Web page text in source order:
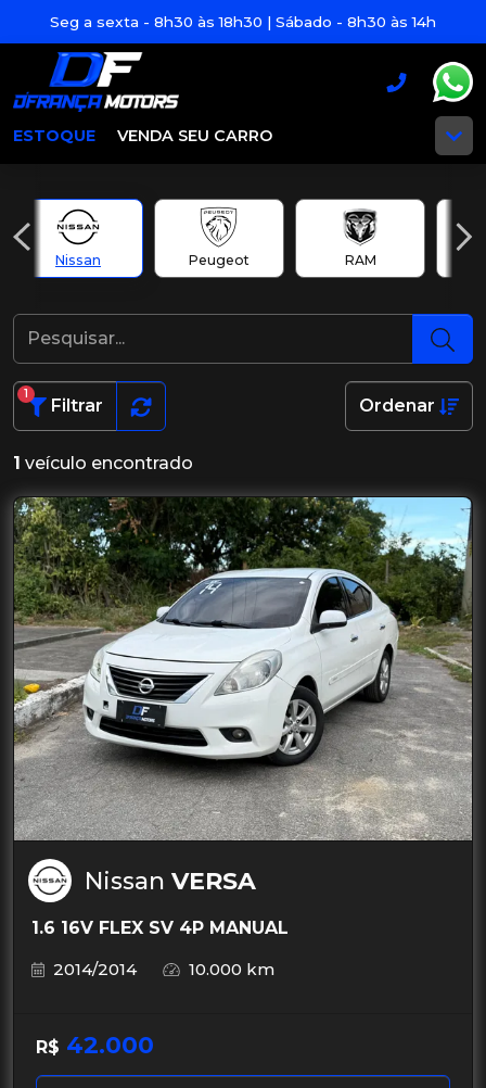
Seg a sexta - 8h30 às 18h30 | Sábado - 8h30 às 14h
ESTOQUE VENDA SEU CARRO
Nissan Peugeot RAM
Filtrar
1
Ordenar
1 veículo encontrado
Nissan VERSA
1.6 16V FLEX SV 4P MANUAL
2014/2014
10.000 km
R$ 42.000